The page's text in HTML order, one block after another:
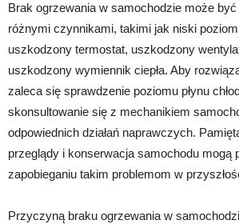
Brak ogrzewania w samochodzie może
różnymi czynnikami, takimi jak niski poziom
uszkodzony termostat, uszkodzony
uszkodzony wymiennik ciepła. Aby
zaleca się sprawdzenie poziomu płynu
skonsultowanie się z mechanikiem
odpowiednich działań naprawczych.
przeglądy i konserwacja samochodu mogą
zapobieganiu takim problemom w
Przyczyną braku ogrzewania w